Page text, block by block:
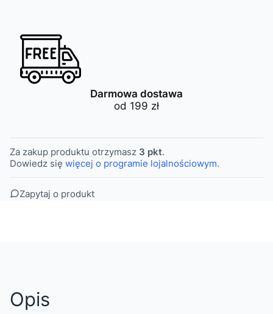
Darmowa dostawa
od 199 zł
Za zakup produktu otrzymasz 3 pkt.
Dowiedz się więcej o programie lojalnościowym.
Zapytaj o produkt
Opis